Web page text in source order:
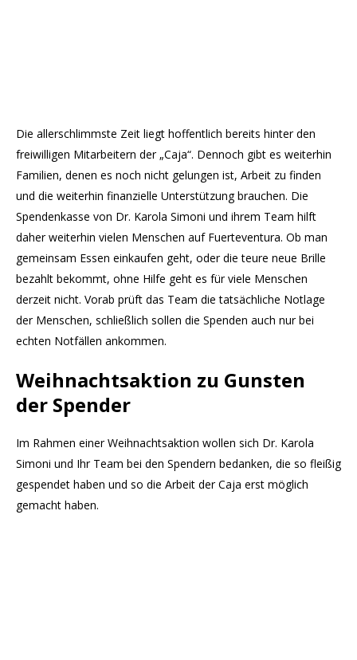
Die allerschlimmste Zeit liegt hoffentlich bereits hinter den
freiwilligen Mitarbeitern der „Caja“. Dennoch gibt es weiterhin
Familien, denen es noch nicht gelungen ist, Arbeit zu finden
und die weiterhin finanzielle Unterstützung brauchen. Die
Spendenkasse von Dr. Karola Simoni und ihrem Team hilft
daher weiterhin vielen Menschen auf Fuerteventura. Ob man
gemeinsam Essen einkaufen geht, oder die teure neue Brille
bezahlt bekommt, ohne Hilfe geht es für viele Menschen
derzeit nicht. Vorab prüft das Team die tatsächliche Notlage
der Menschen, schließlich sollen die Spenden auch nur bei
echten Notfällen ankommen.
Weihnachtsaktion zu Gunsten
der Spender
Im Rahmen einer Weihnachtsaktion wollen sich Dr. Karola
Simoni und Ihr Team bei den Spendern bedanken, die so fleißig
gespendet haben und so die Arbeit der Caja erst möglich
gemacht haben.